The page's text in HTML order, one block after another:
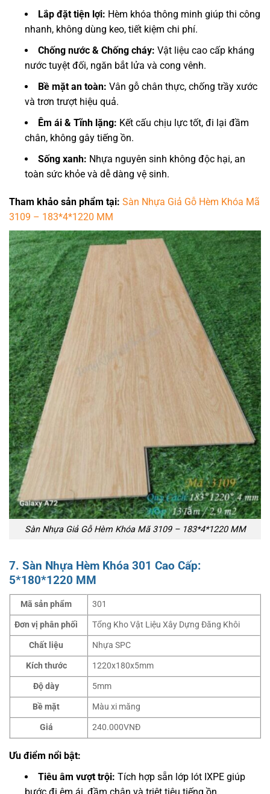
Lắp đặt tiện lợi: Hèm khóa thông minh giúp thi công
nhanh, không dùng keo, tiết kiệm chi phí.
Chống nước & Chống cháy: Vật liệu cao cấp kháng
nước tuyệt đối, ngăn bắt lửa và cong vênh.
Bề mặt an toàn: Vân gỗ chân thực, chống trầy xước
và trơn trượt hiệu quả.
Êm ái & Tĩnh lặng: Kết cấu chịu lực tốt, đi lại đầm
chân, không gây tiếng ồn.
Sống xanh: Nhựa nguyên sinh không độc hại, an
toàn sức khỏe và dễ dàng vệ sinh.
Tham khảo sản phẩm tại: Sàn Nhựa Giả Gỗ Hèm Khóa Mã
3109 – 183*4*1220 MM
Sàn Nhựa Giả Gỗ Hèm Khóa Mã 3109 – 183*4*1220 MM
7. Sàn Nhựa Hèm Khóa 301 Cao Cấp:
5*180*1220 MM
Mã sản phẩm
301
Đơn vị phân phối
Tổng Kho Vật Liệu Xây Dựng Đăng Khôi
Chất liệu
Nhựa SPC
Kích thước
1220x180x5mm
Độ dày
5mm
Bề mặt
Màu xi măng
Giá
240.000VNĐ
Ưu điểm nổi bật:
Tiêu âm vượt trội: Tích hợp sẵn lớp lót IXPE giúp